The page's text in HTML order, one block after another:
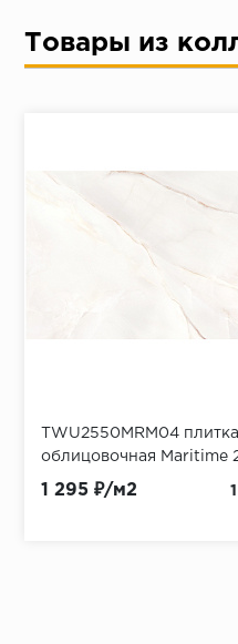
Товары из
TWU2550MRM04 плитка
облицовочная Maritime
шт в уп/70,965 м в пал)
1 295 ₽/м2